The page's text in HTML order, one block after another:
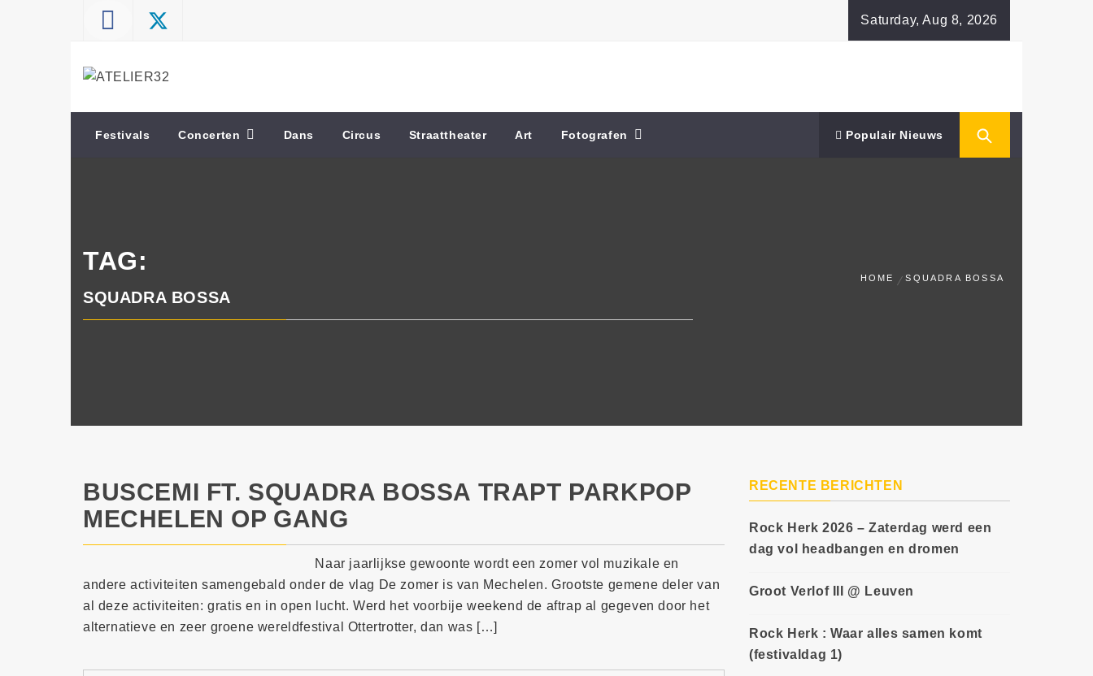
Saturday, Aug 8, 2026
ATELIER32
Festivals Concerten Dans Circus Straattheater Art Fotografen Populair Nieuws
TAG:
SQUADRA BOSSA
HOME SQUADRA BOSSA
BUSCEMI FT. SQUADRA BOSSA TRAPT PARKPOP
MECHELEN OP GANG
Naar jaarlijkse gewoonte wordt een zomer vol muzikale en
andere activiteiten samengebald onder de vlag De zomer is van Mechelen. Grootste gemene deler van
al deze activiteiten: gratis en in open lucht. Werd het voorbije weekend de aftrap al gegeven door het
alternatieve en zeer groene wereldfestival Ottertrotter, dan was […]
RECENTE BERICHTEN
Rock Herk 2026 – Zaterdag werd een
dag vol headbangen en dromen
Groot Verlof III @ Leuven
Rock Herk : Waar alles samen komt
(festivaldag 1)